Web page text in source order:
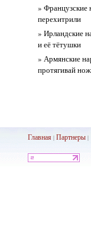
» Французские
перехитрили
» Ирландские
и её тётушки
» Армянские
протягивай
Главная| Партнеры|